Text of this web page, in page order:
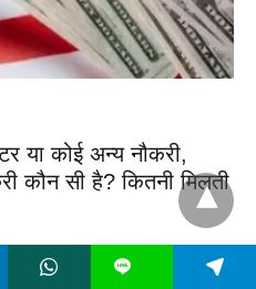
या कोई अन्य नौकरी,
कौन सी है? कितनी मिलती
L